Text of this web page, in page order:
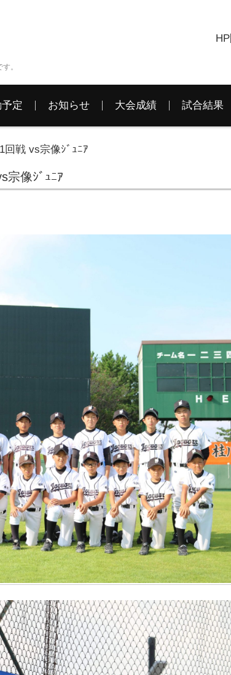
。
定 お知らせ 大会成績 試合結果
回戦 vs宗像ｼﾞｭﾆｱ
宗像ｼﾞｭﾆｱ